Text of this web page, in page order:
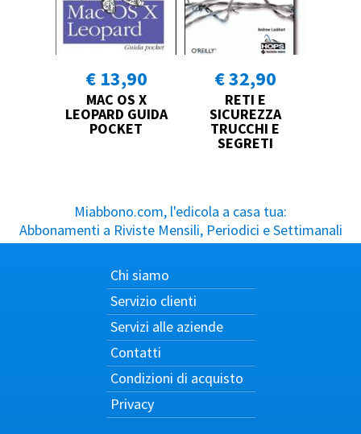
€ 13,90
MAC OS X
LEOPARD GUIDA
POCKET
€ 32,90
RETI E
SICUREZZA
TRUCCHI E
SEGRETI
Miabbono.com, l'edicola a casa tua:
Abbonamenti a Riviste Mensili, Periodici e Settimanali
Chi siamo
Servizio clienti
Servizi alle aziende
Contatti
Condizioni di acquisto
Privacy